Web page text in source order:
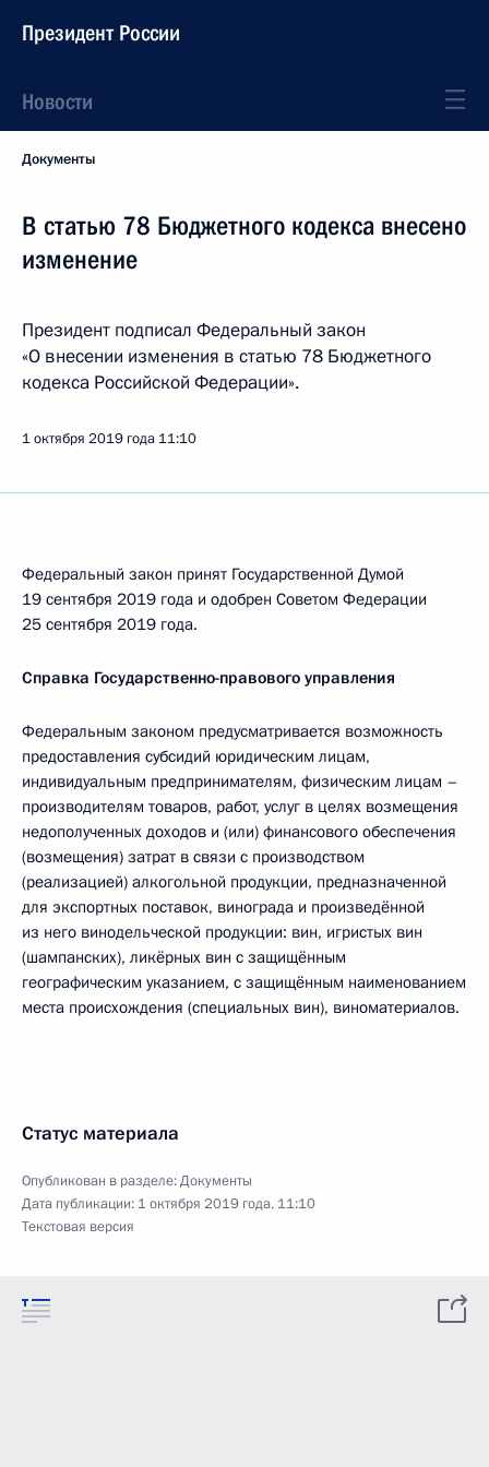
Президент России
Новости
Документы
В статью 78 Бюджетного кодекса внесено
изменение
Президент подписал Федеральный закон
«О внесении изменения в статью 78 Бюджетного
кодекса Российской Федерации».
1 октября 2019 года 11:10
Федеральный закон принят Государственной Думой
19 сентября 2019 года и одобрен Советом Федерации
25 сентября 2019 года.
Справка Государственно-правового управления
Федеральным законом предусматривается возможность
предоставления субсидий юридическим лицам,
индивидуальным предпринимателям, физическим лицам –
производителям товаров, работ, услуг в целях возмещения
недополученных доходов и (или) финансового обеспечения
(возмещения) затрат в связи с производством
(реализацией) алкогольной продукции, предназначенной
для экспортных поставок, винограда и произведённой
из него винодельческой продукции: вин, игристых вин
(шампанских), ликёрных вин с защищённым
географическим указанием, с защищённым наименованием
места происхождения (специальных вин), виноматериалов.
Статус материала
Опубликован в разделе:Документы
Дата публикации: 1 октября 2019 года, 11:10
Текстовая версия